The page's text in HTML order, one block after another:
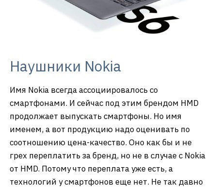
Наушники Nokia
Имя Nokia всегда ассоциировалось со
смартфонами. И сейчас под этим брендом HMD
продолжает выпускать смартфоны. Но имя
именем, а вот продукцию надо оценивать по
соотношению цена-качество. Оно как бы и не
грех переплатить за бренд, но не в случае с Nokia
от HMD. Потому что переплата уже есть, а
технологий у смартфонов еще нет. Не так давно